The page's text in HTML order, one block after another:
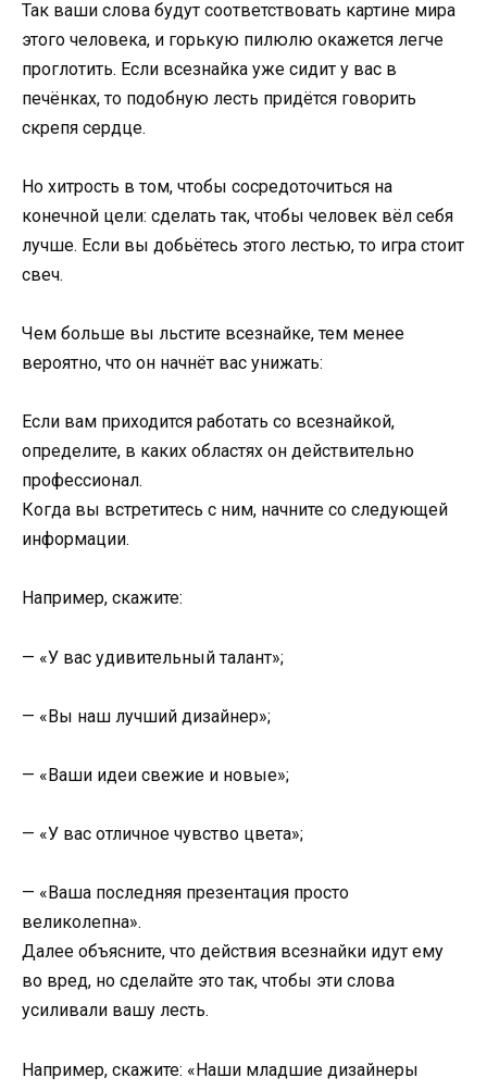
Так ваши слова будут соответствовать картине мира
этого человека, и горькую пилюлю окажется легче
проглотить. Если всезнайка уже сидит у вас в
печёнках, то подобную лесть придётся говорить
скрепя сердце.
Но хитрость в том, чтобы сосредоточиться на
конечной цели: сделать так, чтобы человек вёл себя
лучше. Если вы добьётесь этого лестью, то игра стоит
свеч.
Чем больше вы льстите всезнайке, тем менее
вероятно, что он начнёт вас унижать:
Если вам приходится работать со всезнайкой,
определите, в каких областях он действительно
профессионал.
Когда вы встретитесь с ним, начните со следующей
информации.
Например, скажите:
— «У вас удивительный талант»;
— «Вы наш лучший дизайнер»;
— «Ваши идеи свежие и новые»;
— «У вас отличное чувство цвета»;
— «Ваша последняя презентация просто
великолепна».
Далее объясните, что действия всезнайки идут ему
во вред, но сделайте это так, чтобы эти слова
усиливали вашу лесть.
Например, скажите: «Наши младшие дизайнеры